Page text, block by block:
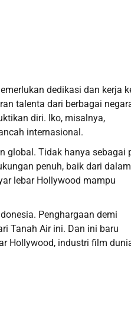
dedikasi dan kerja
talenta dari berbagai
diri. Iko, misalnya,
internasional.
global. Tidak hanya sebagai
penuh, baik dari dalam
lebar Hollywood mampu
Penghargaan demi
Tanah Air ini. Dan ini baru
Hollywood, industri film